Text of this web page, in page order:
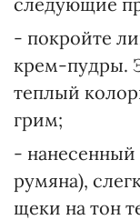
- покройте
крем-пудры.
теплый
грим;
-
румяна),
щеки на тон